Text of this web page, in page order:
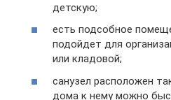
детскую;
есть подсобное
подойдет для
или кладовой;
санузел расположен
дома к нему можно